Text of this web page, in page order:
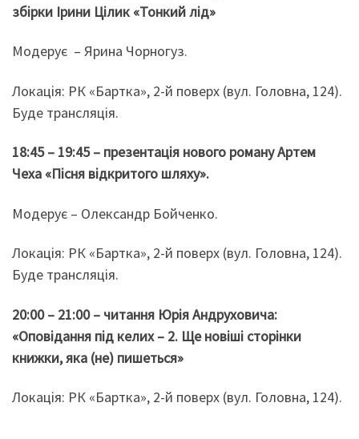
збірки Ірини Цілик «Тонкий лід»
Модерує – Ярина Чорногуз.
Локація: РК «Бартка», 2-й поверх (вул. Головна, 124).
Буде трансляція.
18:45 – 19:45 – презентація нового роману Артем
Чеха «Пісня відкритого шляху».
Модерує – Олександр Бойченко.
Локація: РК «Бартка», 2-й поверх (вул. Головна, 124).
Буде трансляція.
20:00 – 21:00 – читання Юрія Андруховича:
«Оповідання під келих – 2. Ще новіші сторінки
книжки, яка (не) пишеться»
Локація: РК «Бартка», 2-й поверх (вул. Головна, 124).